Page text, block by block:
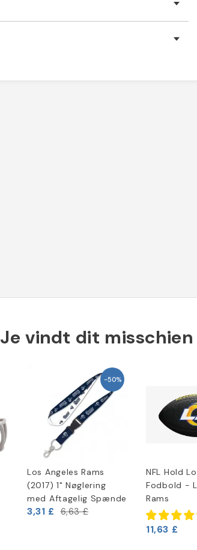
Je vindt dit misschien
-50%
Los Angeles Rams
(2017) 1" Nøglering
med Aftagelig Spænde
3,31 £ 6,63 £
NFL Hold
Fodbold -
Rams
11,63 £